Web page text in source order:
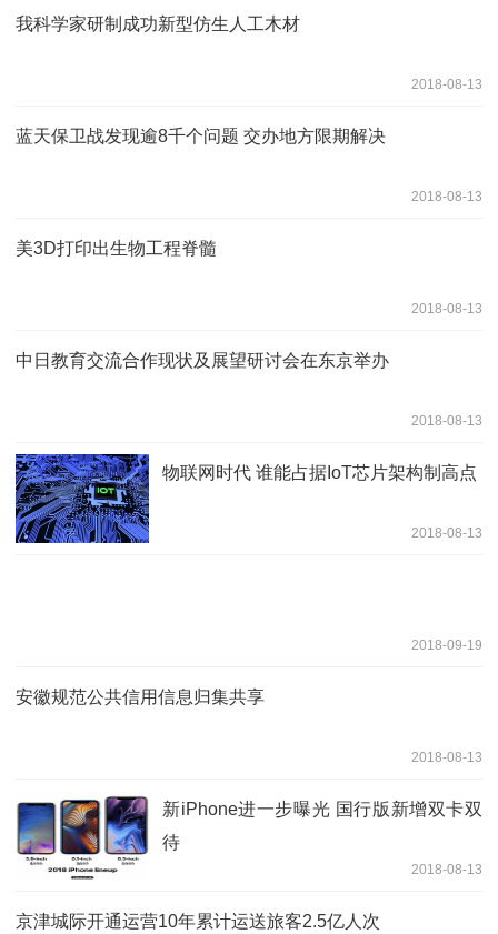
我科学家研制成功新型仿生人工木材
2018-08-13
蓝天保卫战发现逾8千个问题 交办地方限期解决
2018-08-13
美3D打印出生物工程脊髓
2018-08-13
中日教育交流合作现状及展望研讨会在东京举办
2018-08-13
物联网时代 谁能占据IoT芯片架构制高点
2018-08-13
2018-09-19
安徽规范公共信用信息归集共享
2018-08-13
新iPhone进一步曝光 国行版新增双卡双
待
2018-08-13
京津城际开通运营10年累计运送旅客2.5亿人次